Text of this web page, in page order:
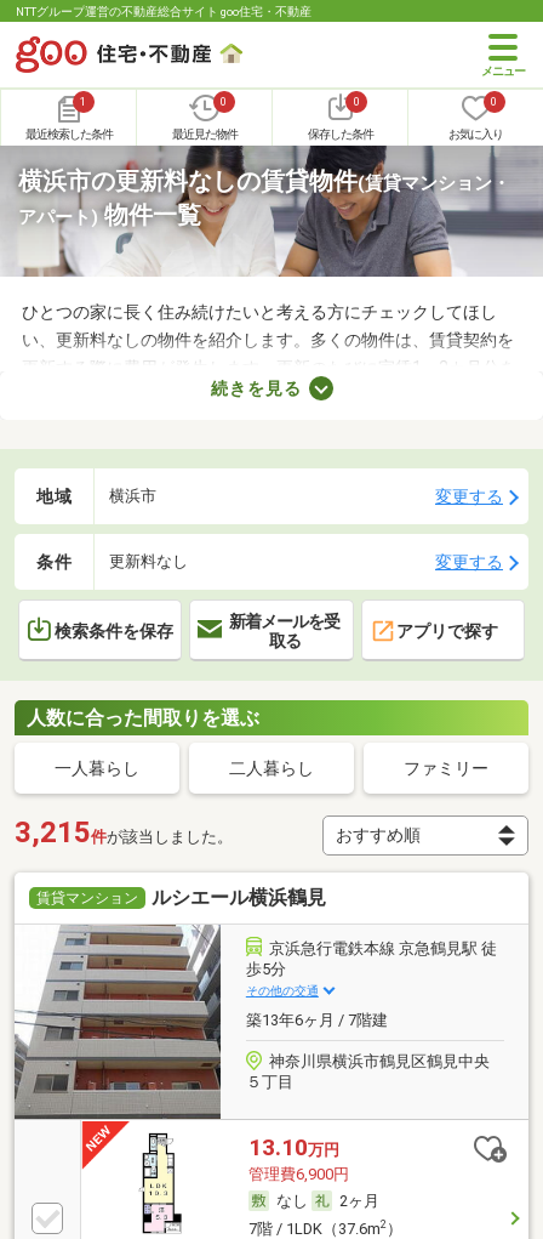
NTTグループ運営の不動産総合サイト goo住宅・不動産
1
最近検索した条件
0
最近見た物件
0
保存した条件
0
お気に入り
横浜市の更新料なしの賃貸物件(賃貸マンション・
アパート)物件一覧
ひとつの家に長く住み続けたいと考える方にチェックしてほし
い、更新料なしの物件を紹介します。多くの物件は、賃貸契約を
更新する際に費用が発生します。更新のたびに家賃1～2カ月分を
支払わなければならないので、支出が増える点がデメリットだと
お気に入りのお部屋に長く住めますよ。
続きを見る
地域 横浜市 変更する
条件 更新料なし 変更する
検索条件を保存
新着メールを受
取る
アプリで探す
人数に合った間取りを選ぶ
一人暮らし 二人暮らし ファミリー
3,215件が該当しました。
賃貸マンション ルシエール横浜鶴見
京浜急行電鉄本線 京急鶴見駅 徒
歩5分
その他の交通
築13年6ヶ月 / 7階建
神奈川県横浜市鶴見区鶴見中央
５丁目
13.10万円
管理費6,900円
なし
2ヶ月
7階 / 1LDK（37.6m2）